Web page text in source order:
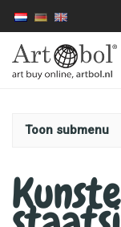
Toon submenu